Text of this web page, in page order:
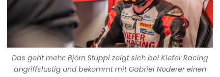
Das geht mehr: Björn Stuppi zeigt sich bei Kiefer Racing
angriffslustig und bekommt mit Gabriel Noderer einen